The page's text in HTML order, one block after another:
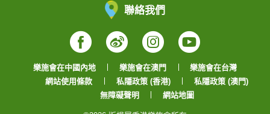
聯絡我們
Facebook
WeiboInstagram
YouTube
樂施會在中國內地 樂施會在澳門
樂施會在台灣
網站使用條款
私隱政策 (香港)
私隱政策 (澳門)
無障礙聲明
網站地圖